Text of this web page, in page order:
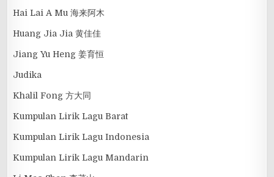
Hai Lai A Mu 海来阿木
Huang Jia Jia 黄佳佳
Jiang Yu Heng 姜育恒
Judika
Khalil Fong 方大同
Kumpulan Lirik Lagu Barat
Kumpulan Lirik Lagu Indonesia
Kumpulan Lirik Lagu Mandarin